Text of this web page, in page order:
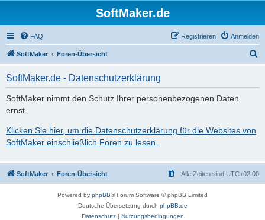
SoftMaker.de
FAQ Anmelden
Registrieren
SoftMaker Foren-Übersicht
SoftMaker.de - Datenschutzerklärung
SoftMaker nimmt den Schutz Ihrer personenbezogenen Daten
ernst.
Klicken Sie hier, um die Datenschutzerklärung für die Websites von
SoftMaker einschließlich Foren zu lesen.
SoftMaker Foren-Übersicht Alle Zeiten sind UTC+02:00
Powered by phpBB® Forum Software © phpBB Limited
Deutsche Übersetzung durch phpBB.de
Datenschutz| Nutzungsbedingungen